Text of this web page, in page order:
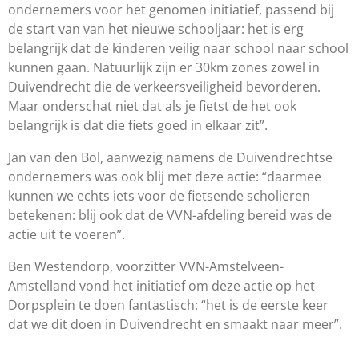
ondernemers voor het genomen initiatief, passend bij
de start van van het nieuwe schooljaar: het is erg
belangrijk dat de kinderen veilig naar school naar school
kunnen gaan. Natuurlijk zijn er 30km zones zowel in
Duivendrecht die de verkeersveiligheid bevorderen.
Maar onderschat niet dat als je fietst de het ook
belangrijk is dat die fiets goed in elkaar zit”.
Jan van den Bol, aanwezig namens de Duivendrechtse
ondernemers was ook blij met deze actie: “daarmee
kunnen we echts iets voor de fietsende scholieren
betekenen: blij ook dat de VVN-afdeling bereid was de
actie uit te voeren”.
Ben Westendorp, voorzitter VVN-Amstelveen-
Amstelland vond het initiatief om deze actie op het
Dorpsplein te doen fantastisch: “het is de eerste keer
dat we dit doen in Duivendrecht en smaakt naar meer”.